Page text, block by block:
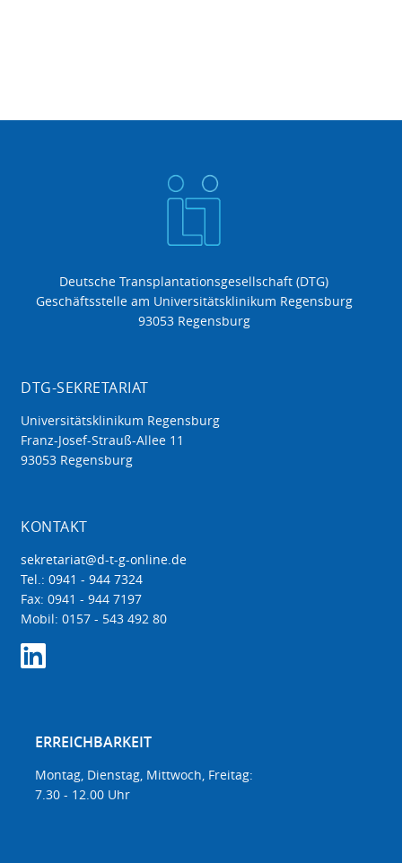
Deutsche Transplantationsgesellschaft (DTG)
Geschäftsstelle am Universitätsklinikum Regensburg
93053 Regensburg
DTG-SEKRETARIAT
Universitätsklinikum Regensburg
Franz-Josef-Strauß-Allee 11
93053 Regensburg
KONTAKT
sekretariat@d-t-g-online.de
Tel.: 0941 - 944 7324
Fax: 0941 - 944 7197
Mobil: 0157 - 543 492 80
ERREICHBARKEIT
Montag, Dienstag, Mittwoch, Freitag:
7.30 - 12.00 Uhr